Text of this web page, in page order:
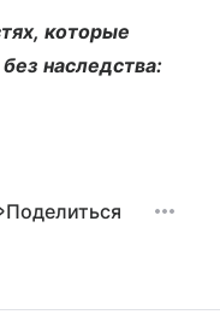
которые
наследства:
Поделиться